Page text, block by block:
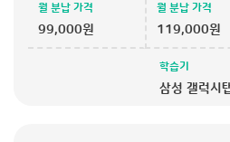
월 분납 가격
99,000원
월 분납 가격
119,000원
학습기
삼성 갤럭시